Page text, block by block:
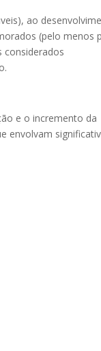
ao
(pelo menos
considerados
e o incremento da
envolvam